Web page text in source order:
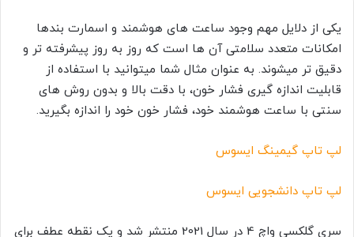
یکی از دلایل مهم وجود ساعت های هوشمند و اسمارت بندها
امکانات متعدد سلامتی آن ها است که روز به روز پیشرفته تر و
دقیق تر میشوند. به عنوان مثال شما میتوانید با استفاده از
قابلیت اندازه گیری فشار خون، با دقت بالا و بدون روش های
سنتی با ساعت هوشمند خود، فشار خون خود را اندازه بگیرید.
لپ تاپ گیمینگ ایسوس
لپ تاپ دانشجویی ایسوس
سری گلکسی واچ 4 در سال 2021 منتشر شد و یک نقطه عطف برای